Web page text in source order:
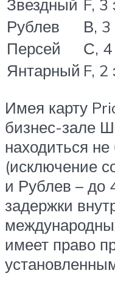
Звездный F, 3
Рублев
В, 3
Персей
С, 4
Янтарный F, 2
Имея карту
бизнес-зале
находиться
(исключение
и Рублев – до
задержки
имеет право